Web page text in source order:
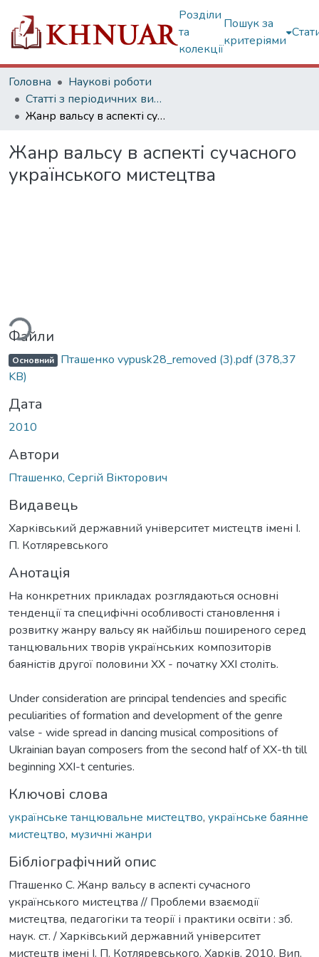
Розділи
та
колекції
Пошук за
критеріями
Головна
Наукові роботи
Статті з періодичних видань
Жанр вальсу в аспекті сучасного українського мистецтва
Жанр вальсу в аспекті сучасного
українського мистецтва
Файли
Основний Пташенко vypusk28_removed (3).pdf(378,37
KB)
Дата
2010
Автори
Пташенко, Сергій Вікторович
Видавець
Харківський державний університет мистецтв імені І.
П. Котляревського
Анотація
На конкретних прикладах розглядаються основні
тенденції та специфічні особливості становлення і
розвитку жанру вальсу як найбільш поширеного серед
танцювальних творів українських композиторів
баяністів другої половини XX - початку XXI століть.
Under consideration are principal tendencies and specific
peculiarities of formation and development of the genre
valse - wide spread in dancing musical compositions of
Ukrainian bayan composers from the second half of XX-th till
beginning XXI-t centuries.
Ключові слова
українське танцювальне мистецтво, українське баянне
мистецтво, музичні жанри
Бібліографічний опис
Пташенко С. Жанр вальсу в аспекті сучасного
українського мистецтва // Проблеми взаємодії
мистецтва, педагогіки та теорії і практики освіти : зб.
наук. ст. / Харківський державний університет
мистецтв імені І. П. Котляревського. Харків, 2010. Вип.